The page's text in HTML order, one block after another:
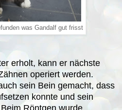
was Gandalf gut frisst
erholt, kann er nächste
operiert werden.
sein Bein gemacht, dass
konnte und sein
Röntgen wurde